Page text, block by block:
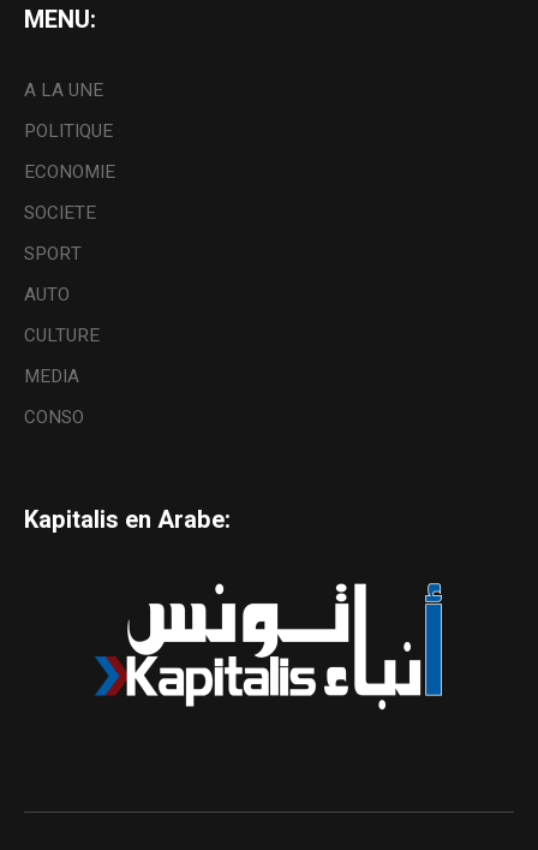
MENU:
A LA UNE
POLITIQUE
ECONOMIE
SOCIETE
SPORT
AUTO
CULTURE
MEDIA
CONSO
Kapitalis en Arabe: